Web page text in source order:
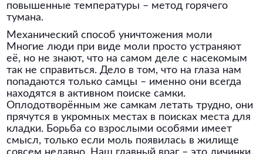
повышенные температуры – метод горячего
тумана.
Механический способ уничтожения моли
Многие люди при виде моли просто устраняют
её, но не знают, что на самом деле с насекомым
так не справиться. Дело в том, что на глаза нам
попадаются только самцы – именно они всегда
находятся в активном поиске самки.
Оплодотворённым же самкам летать трудно, они
прячутся в укромных местах в поисках места для
кладки. Борьба со взрослыми особями имеет
смысл, только если моль появилась в жилище